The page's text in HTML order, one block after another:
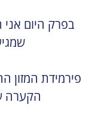
בפרק היום
פירמידת
הקערה